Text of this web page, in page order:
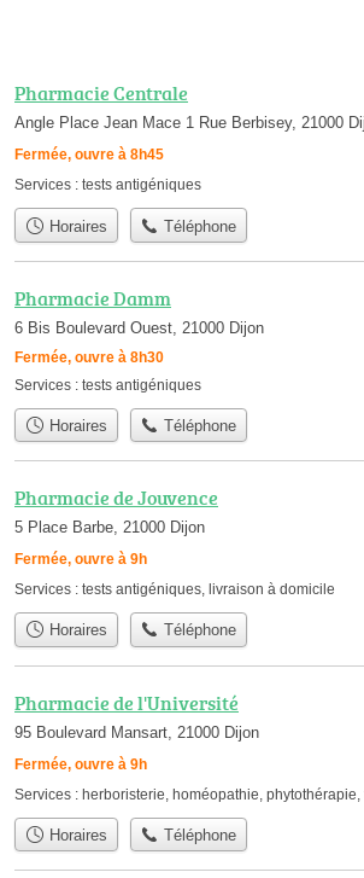
Pharmacie Centrale
Angle Place Jean Mace 1 Rue Berbisey, 21000
Fermée, ouvre à 8h45
Services : tests antigéniques
Horaires Téléphone
Pharmacie Damm
6 Bis Boulevard Ouest, 21000 Dijon
Fermée, ouvre à 8h30
Services : tests antigéniques
Horaires Téléphone
Pharmacie de Jouvence
5 Place Barbe, 21000 Dijon
Fermée, ouvre à 9h
Services : tests antigéniques, livraison à domicile
Horaires Téléphone
Pharmacie de l'Université
95 Boulevard Mansart, 21000 Dijon
Fermée, ouvre à 9h
Services : herboristerie homéopathie phytothérapie
Horaires Téléphone